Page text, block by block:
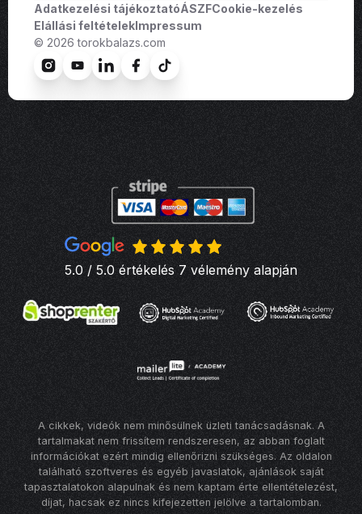
Adatkezelési tájékoztatóÁSZFCookie-kezelés
Elállási feltételekImpressum
© 2026 torokbalazs.com
5.0 / 5.0 értékelés 7 vélemény alapján
A cikkek, videók nem minősülnek üzleti tanácsadásnak. A
tartalmakat nem frissítem rendszeresen, az abban foglalt
információkat ezért mindig ellenőrizni szükséges. Az oldalon
található szoftveres és egyéb javaslatok, ajánlások saját
tapasztalatokon alapulnak és nem kaptam érte ellentételezést,
díjat, hacsak ez nincs kifejezetten jelölve a tartalomban.